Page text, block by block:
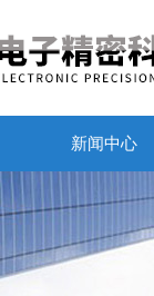
新闻中心